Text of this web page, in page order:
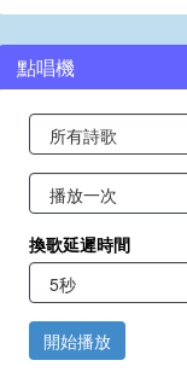
點唱機
換歌延遲時間
開始播放